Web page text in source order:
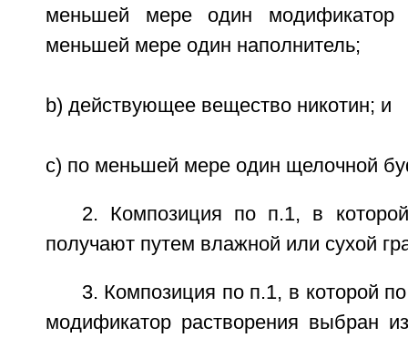
меньшей мере один модификатор
меньшей мере один наполнитель;
b) действующее вещество никотин; и
c) по меньшей мере один щелочной
2. Композиция по п.1, в
получают путем влажной или сухой
3. Композиция по п.1, в которой
модификатор растворения выбран